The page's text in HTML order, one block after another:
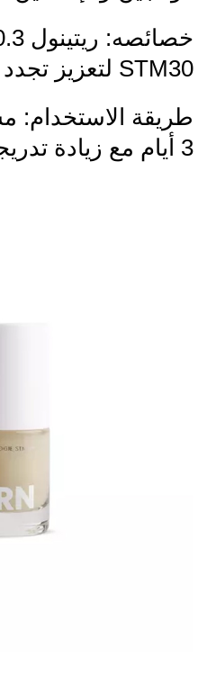
STM30 لتعزيز تجدد الخلايا.
طريقة الاستخدام:
3 أيام مع زيادة تدريجية في الاستخدام.